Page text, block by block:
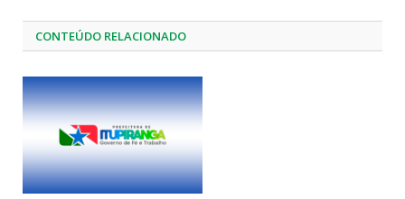
CONTEÚDO RELACIONADO